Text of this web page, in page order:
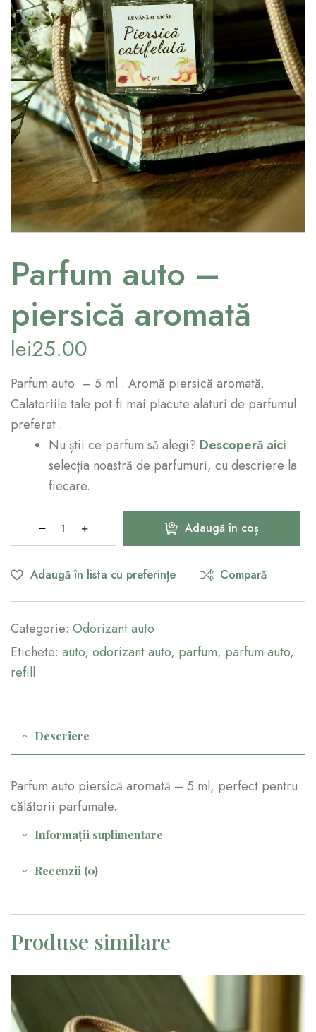
Parfum auto –
piersică aromată
lei25.00
Parfum auto – 5 ml . Aromă piersică aromată.
Calatoriile tale pot fi mai placute alaturi de parfumul
preferat .
Nu știi ce parfum să alegi? Descoperă aici
selecția noastră de parfumuri, cu descriere la
fiecare.
Adaugă în coș
Adaugă în lista cu preferințe Compară
Categorie: Odorizant auto
Etichete: auto, odorizant auto, parfum, parfum auto,
refill
Descriere
Parfum auto piersică aromată – 5 ml, perfect pentru
călătorii parfumate.
Informații suplimentare
Recenzii (0)
Produse similare